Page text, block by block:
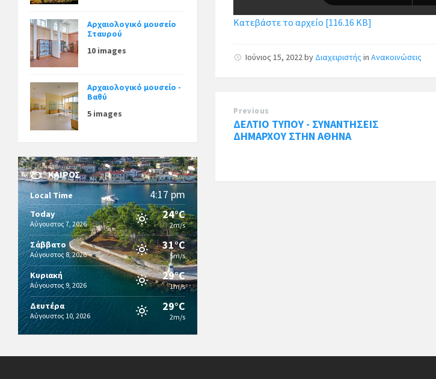
Κατεβάστε το αρχείο [116.16 KB]
Ιούνιος 15, 2022by Διαχειριστής inΑνακοινώσεις
Previous
ΔΕΛΤΙΟ ΤΥΠΟΥ - ΣΥΝΑΝΤΗΣΕΙΣ
ΔΗΜΑΡΧΟΥ ΣΤΗΝ ΑΘΗΝΑ
Αρχαιολογικό μουσείο
Σταυρού
10 images
Αρχαιολογικό μουσείο -
Βαθύ
5 images
ΚΑΙΡΌΣ
Local Time 4:17 pm
Today
Αύγουστος 7, 2026
24°C
2m/s
Σάββατο
Αύγουστος 8, 2026
31°C
5m/s
Κυριακή
Αύγουστος 9, 2026
29°C
1m/s
Δευτέρα
Αύγουστος 10, 2026
29°C
2m/s